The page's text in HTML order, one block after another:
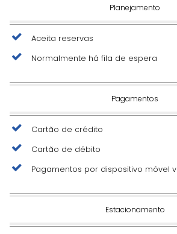
Planejamento
Aceita reservas
Normalmente há fila de espera
Pagamentos
Cartão de crédito
Cartão de débito
Pagamentos por dispositivo móvel
Estacionamento